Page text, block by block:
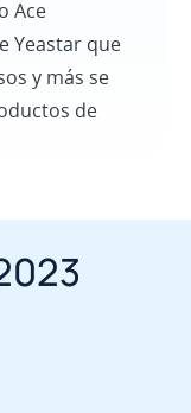
Ace
Yeastar que
y más se
de